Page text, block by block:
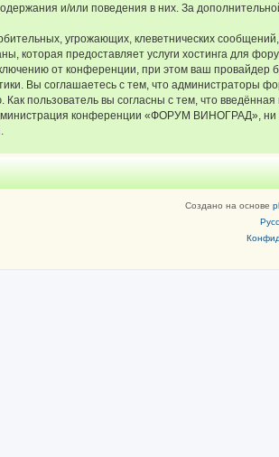
и/или поведения в них. За
угрожающих, клеветнических
которая предоставляет услуги хостинга для
от конференции, при этом ваш провайдер
Вы соглашаетесь с тем, что
пользователь вы согласны с тем, что
конференции «ФОРУМ ВИНОГРАД», ни
Создано на основе